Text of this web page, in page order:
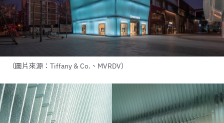
（圖片來源：Tiffany & Co.、MVRDV）